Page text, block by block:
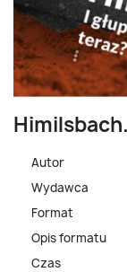
Autor
Wydawca
Format
Opis formatu
Czas